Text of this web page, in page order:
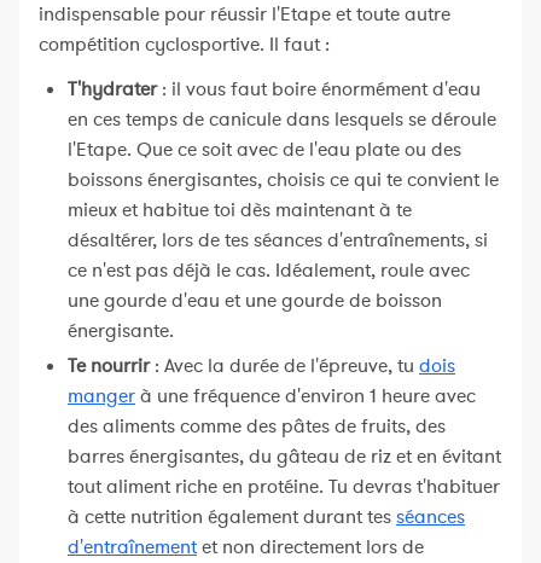
indispensable pour réussir l'Etape et toute autre
compétition cyclosportive. Il faut :
T'hydrater: il vous faut boire énormément d'eau
en ces temps de canicule dans lesquels se déroule
l'Etape. Que ce soit avec de l'eau plate ou des
boissons énergisantes, choisis ce qui te convient le
mieux et habitue toi dès maintenant à te
désaltérer, lors de tes séances d'entraînements, si
ce n'est pas déjà le cas. Idéalement, roule avec
une gourde d'eau et une gourde de boisson
énergisante.
Te nourrir: Avec la durée de l'épreuve, tu dois
mangerà une fréquence d'environ 1 heure avec
des aliments comme des pâtes de fruits, des
barres énergisantes, du gâteau de riz et en évitant
tout aliment riche en protéine. Tu devras t'habituer
à cette nutrition également durant tesséances
d'entraînementet non directement lors de